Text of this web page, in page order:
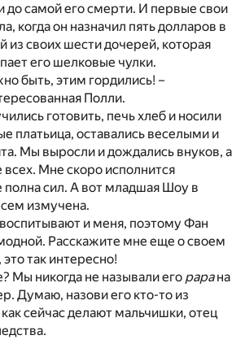
самой его смерти. И первые свои
когда он назначил пять долларов в
из своих шести дочерей, которая
его шелковые чулки.
быть, этим гордились! –
Полли.
готовить, печь хлеб и носили
платьица, оставались веселыми и
Мы выросли и дождались внуков, а
Мне скоро исполнится
полна сил. А вот младшая Шоу в
измучена.
и меня, поэтому Фан
Расскажите мне еще о своем
так интересно!
Мы никогда не называли его papaна
Думаю, назови его кто-то из
сейчас делают мальчишки, отец